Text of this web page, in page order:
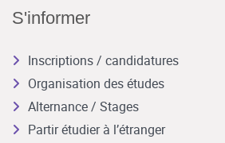
S'informer
Inscriptions / candidatures
Organisation des études
Alternance / Stages
Partir étudier à l’étranger